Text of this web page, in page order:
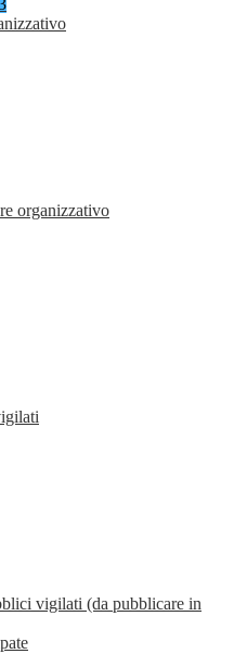
organizzativo
vigilati (da pubblicare in